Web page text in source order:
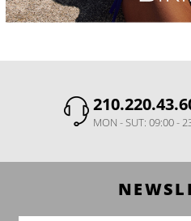
MON - SUT: 09:00 -